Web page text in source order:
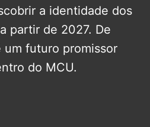
a identidade dos
partir de 2027. De
um futuro promissor
do MCU.